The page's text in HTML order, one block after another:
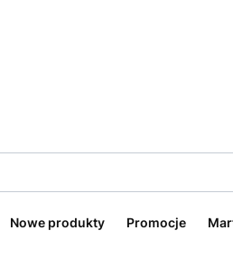
Nowe produkty Promocje